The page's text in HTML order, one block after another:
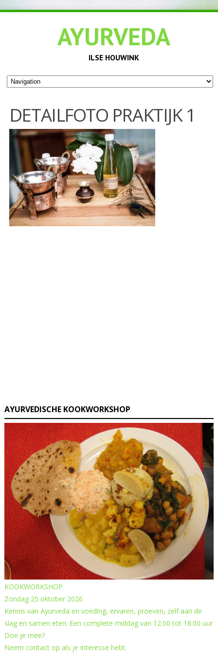
AYURVEDA
ILSE HOUWINK
DETAILFOTO PRAKTIJK 1
AYURVEDISCHE KOOKWORKSHOP
KOOKWORKSHOP
Zondag 25 oktober 2026
Kennis van Ayurveda en voeding, ervaren, proeven, zelf aan de
slag en samen eten. Een complete middag van 12.00 tot 18.00 uur
Doe je mee?
Neem contact op als je interesse hebt.